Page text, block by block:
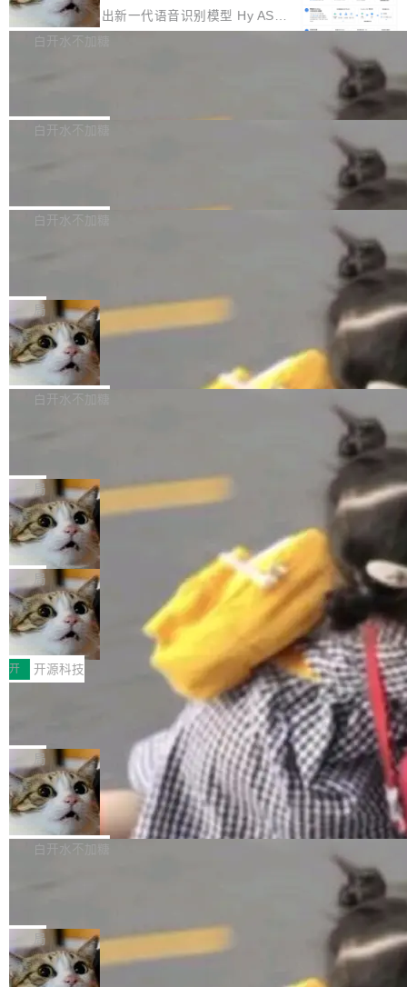
颈。 代码仓深度理解服务（以下简称" CodeBas
e深度理解服务"）是华为云码道（CodeA...
的账号密码进入A集群，输入了一条被程序员圈
称为"删库跑路"的命令——最高管理员权限、无
自研的多个文生3D和...
存永远不够用。 Cloudflare 的 Workers AI 团队
一直在跑这些模型的推理。他们在官方博客上发
整性保护。效果是：吞吐量提升 41%，每 token
腾讯混元正式推出新一代语音识别模型 Hy ASR
3.0preview。基于最新一代大语言模型 Hy3 的
让语音识别不再只是听清，而是真正听懂。通过
w 不要求标准普通话，方言识别覆盖粤语、吴语
白开水不加糖
新和少量网页兼容性修复版本。 Changes/fixe
容提供的字体时出现的几个问题 为避免音频加
质的最低采样率）的音频格式将被拒绝 修复了 C
SS 圆角虚线样式中可能存在的问题 如果表单中
的图像元素不在同一个子树中，则它们将不再关
联 加...
白开水不加糖
发布的 Release Notes，他利用 AI 工具（如 Co
最强的若干项。对于尚未正式发版的 PG 19，则
通过拉取过去一年内（从 PG 18 Beta1 时间点
至今）的所有 commit，同样交由 AI 分析提炼。
经过人工复核，准确度令人满意。这一方法也为
社区爱好者提供了高效跟踪新版本的思路。
白开水不加糖
维护工作一直与我的日常工作、家务、社交生活
和休闲娱乐竞争时间。" 这是 libexpat 维护者 S
ebastian Pipping 写在博客里的话。8 月 4 日，
他宣布了一个新消息：从 2026 年 8 月 1 日起，
他可以全职维护 libexpat 了，最长 6 个月。发
库之一。你的操作系统、浏览器、无数的基础设
施软件，很可能都在用它。而过去十年，维护它
的人一直在用业余...
局
Firefox 153.0.3 发布
Firefox 153.0.3 现已发布，具体更新内容如
下： New Smart Window 包含多项增强功能：
gi?id=2019042">Bug&nbsp;2019042</a>）</l
i> <li>现在，助手可以直接使用 Exa 的网络搜索
结果回答问题，而无需将问题转交给搜索引擎。
（<a href="https://bugzilla.mozilla.org/show_
bug.cgi?id=204...
白开水不加糖
的 npm 包。项目的核心论点是：容器不适合 Ag
ent 计算。真正适合的，是 Isolate。 Cloudflare
工程师在这件事上没什么可谦虚的——他们用 W
orkers 跑了十年 Isolate。用 CEO Matthew Pri
nce 的话说：「我们一生都在用 Isolate 运行代
码，而 AI Agent 不需要容器，它们需要的是 Iso
late。」 容器为什么不合适 容器的问题在于启动
和销毁都太重了。一个 Agent 要执行的任务可能
只需要几毫秒的 CPU 时间，但容器从冷启动到
就绪要花数秒。如果未来有十...
局
OpenAI 公开邮件和聊天记录回应苹果
诉讼，称“Apple is getting this wron
g”
上个月，苹果一纸诉状把 OpenAI 告上法庭，指
控其挖角苹果前员工并窃取商业秘密。苹果的诉
状把 OpenAI 描述成一个系统性地从前东家挖
人、套取机密信息的对手。 OpenAI 没发律师
函，也没选择庭外沉默。它在官网贴了一篇博
文，标题只有六个字：Apple is getting this wro
ng。 然后，它把邮件往来和 iMessage 聊天记
录全贴了出来。 他发错人了 苹果外部律师 Gabr
iel Gross 来自 Weil 律所，2 月 23 日下午 5:53
给 OpenAI 总法律顾问 Che Chang 发了封邮
件，附了一封长信，要求 OpenAI 配合调查前苹
果员工带走机密信...
局
HUAWEI MatePad Edge上架WorkBu
ddy鸿蒙PC版，说话就能干活的AI办公
搭子
全能AI工作台WorkBuddy鸿蒙PC版上架HUAWE
I MatePad Edge应用市场，直接下载即可使
用，与鸿蒙电脑上的体验一致。值得一提的是，
这是目前市面上唯一支持平板接入WorkBuddy P
C版的产品，搭载“人机双写”重磅功能——你写
你的，AI写AI的，同屏协作互不干扰。一句话让
AI帮你干活，现在开启全新体验！ 温馨提示：
体验WorkBuddy鸿蒙PC版前，请将 HUAWEI M
atePad Edge 升级至 HarmonyOS 6.1.0.135S
P9 patch03及以上版本。 *升级路径：设置 > 搜
开 开源科技
FFmpeg 9.0 发布：代号“Lei”，以此纪
全球知名开源多媒体框架 FFmpeg 今天正式发
布了 9.0 版本。这个版本除了带来新一代音视频
处理能力和硬件加速支持之外，还有一个特殊之
处：FFmpeg 9.0 的代号是“Lei”。 这个名字，
来自中国开发者雷霄骅（Lei Xiaohua）。 对于
很多中国音视频开发者而言，这个名字并不陌
“启蒙老师”。 而今年，恰好是雷霄骅离世十周
年。FFmpeg 社区最终选择用一个大版本的名
字，留下了这份纪念。 雷霄骅曾是中国传媒大学
局
亚马逊成本失控：AI 写代码烧掉 1215
万元，超预算 860%
外媒近日曝光了亚马逊的多份内部报告显示，AI
导致公司在多个项目上超支。《金融时报》报道
编写程序，目标是完成电商平台作者信息与商品
列表的数据匹配 —— 一项常规的数据处理任
务，最终却产生了 180 万美元的账单，实际支出
白开水不加糖
e CEO Clément Delangue 在 CNBC 的采访里
没有拐弯抹角。他说中国正在赢得 AI 竞赛，而
且按目前的速度，中国 AI 工具预计在今年底或
局
当 AI agent 把源码变成了最好的扩展系